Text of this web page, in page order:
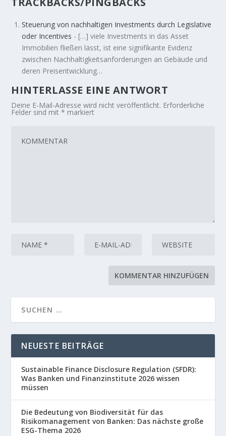
Steuerung von nachhaltigen Investments durch Legislative
oder Incentives - […] viele Investments in das Asset
Immobilien fließen lässt, ist eine signifikante Evidenz
zwischen Nachhaltigkeitsanforderungen an Gebäude und
deren Preisentwicklung…
HINTERLASSE EINE ANTWORT
Deine E-Mail-Adresse wird nicht veröffentlicht. Erforderliche
Felder sind mit* markiert
NEUESTE BEITRÄGE
Sustainable Finance Disclosure Regulation (SFDR):
Was Banken und Finanzinstitute 2026 wissen
müssen
Die Bedeutung von Biodiversität für das
Risikomanagement von Banken: Das nächste große
ESG-Thema 2026